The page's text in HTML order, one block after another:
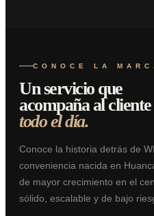
CONOCE LA
Un servicio que
acompaña al cliente
todo el día.
Conoce la historia detrás de
conveniencia nacida en
de mayor crecimiento en el
sólido, escalable y de bajo